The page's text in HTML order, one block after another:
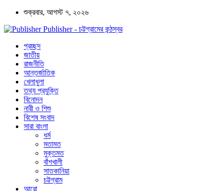
শুক্রবার, আগস্ট ৭, ২০২৬
Publisher - চট্টগ্রামের কন্ঠস্বর
প্রচ্ছদ
জাতীয়
রাজনীতি
আন্তর্জাতিক
খেলাধুলা
তথ্য প্রযুক্তি
বিনোদন
নারী ও শিশু
বিশেষ সংবাদ
সারা বাংলা
ধর্ম
মতামত
মুক্তমত
বাঁশখালী
সাতকানিয়া
চট্টগ্রাম
আরো